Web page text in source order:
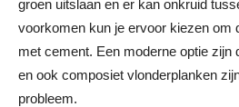
groen uitslaan en er kan onkruid
voorkomen kun je ervoor kiezen om
met cement. Een moderne optie zijn
en ook composiet vlonderplanken
probleem.